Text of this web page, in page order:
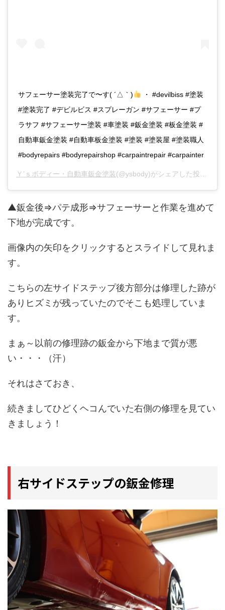
サフェーサー塗装完了で〜す( ´△｀)
・ #devilbiss #塗装
#塗装完了 #デビルビス #スプレーガン #サフェーサー #プ
ラサフ #サフェーサー塗装 #車塗装 #鈑金塗装 #板金塗装 #
自動車鈑金塗装 #自動車板金塗装 #塗装 #塗装屋 #塗装職人
#bodyrepairs #bodyrepairshop #carpaintrepair #carpainter
Ｙ’ｓボディー・自動車鈑金塗装(@ysbody)がシェアした投稿 -
▲鈑金後⇒パテ成形⇒サフェーサーと作業を進めて
下地が完成です。
画像内の矢印をクリックするとスライドして見れま
す。
こちらの左サイドステップ後方部分は修理した跡が
ありヒズミが残っていたのでそこも処理していま
す。
まぁ～以前の修理跡の鈑金から下地まで質が悪
い・・・（汗）
それはさておき、
続きましてひどくヘコんでいた右側の修理を見てい
きましょう！
右サイドステップの鈑金修理